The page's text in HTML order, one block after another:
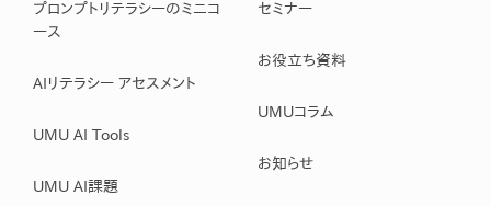
プロンプトリテラシーのミニコ
ース
AIリテラシー アセスメント
UMU AI Tools
UMU AI課題
セミナー
お役立ち資料
UMUコラム
お知らせ